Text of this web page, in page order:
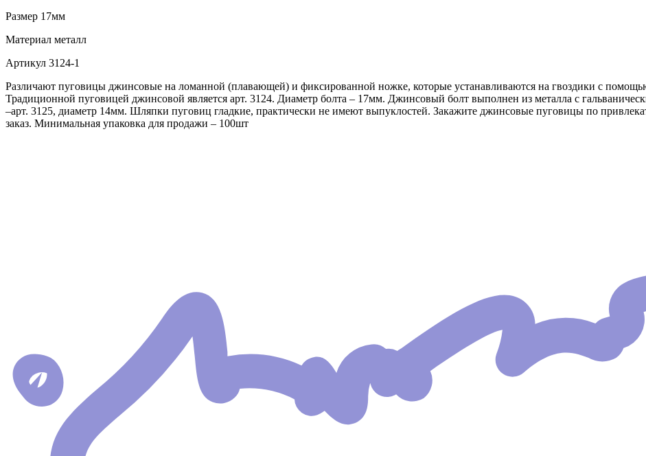
Размер 17мм
Материал металл
Артикул 3124-1
Различают пуговицы джинсовые на ломанной (плавающей) и фиксированной ножке, которые устанавливаются на гвоздики с
Традиционной пуговицей джинсовой является арт. 3124. Диаметр болта – 17мм. Джинсовый болт выполнен из металла с
–арт. 3125, диаметр 14мм. Шляпки пуговиц гладкие, практически не имеют выпуклостей. Закажите джинсовые пуговицы по
заказ. Минимальная упаковка для продажи – 100шт